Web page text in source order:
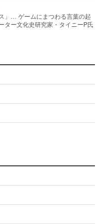
」… ゲームにまつわる言葉の起
ター文化史研究家・タイニーP氏